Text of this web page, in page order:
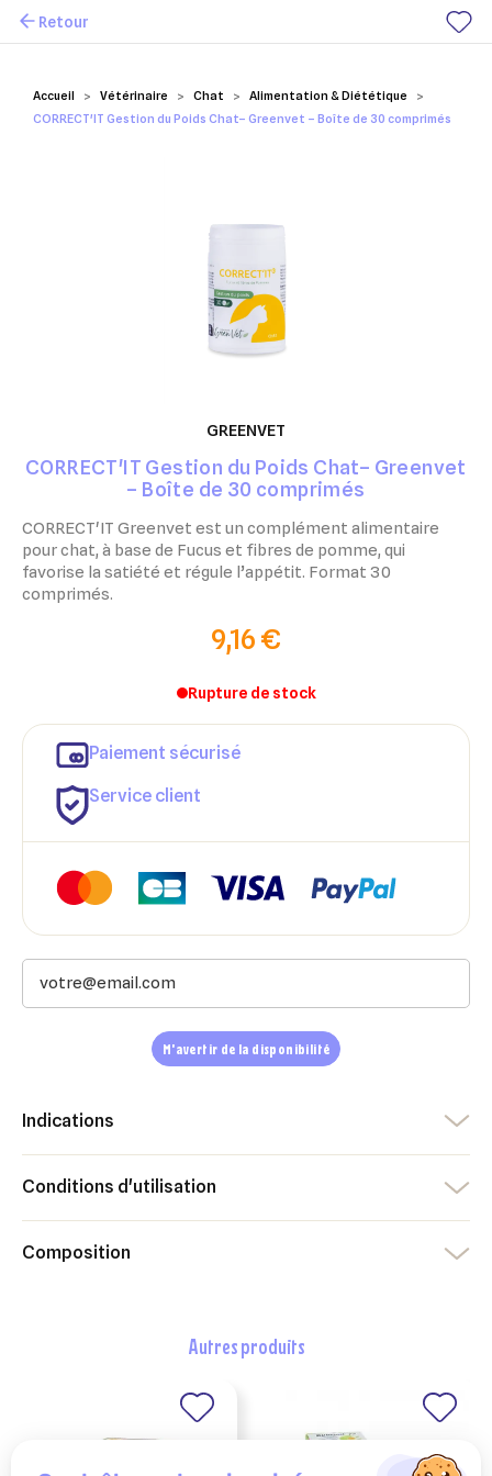
Mes favoris
Accueil Vétérinaire Chat
Alimentation & Diététique
CORRECT'IT Gestion du Poids Chat– Greenvet – Boîte de 30 comprimés
Retour
GREENVET
CORRECT'IT Gestion du Poids Chat– Greenvet
– Boîte de 30 comprimés
CORRECT'IT Greenvet est un complément alimentaire
pour chat, à base de Fucus et fibres de pomme, qui
favorise la satiété et régule l’appétit. Format 30
comprimés.
9,16 €
Rupture de stock
Paiement sécurisé
Service client
M'avertir de la disponibilité
Indications
Conditions d'utilisation
Composition
autres produits
Ajouter à ma liste d'envies
add_circle_outline Créer une nouvelle liste
Créer une liste d'envies
Nom de la liste d'envies
Annuler Créer une liste d'envies
Connexion
Vous devez être connecté pour ajouter des produits à votre
liste d'envies.
Annuler Connexion